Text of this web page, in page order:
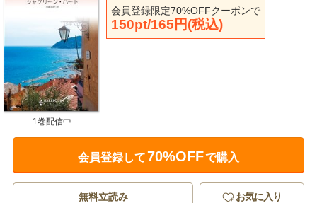
会員登録限定70%OFFクーポンで
150pt/165円(税込)
1巻配信中
会員登録して70%OFFで購入
無料立読み お気に入り